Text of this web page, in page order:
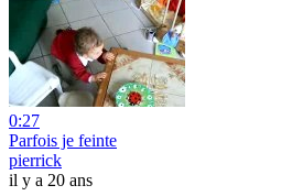
0:27
Parfois je feinte
pierrick
il y a 20 ans